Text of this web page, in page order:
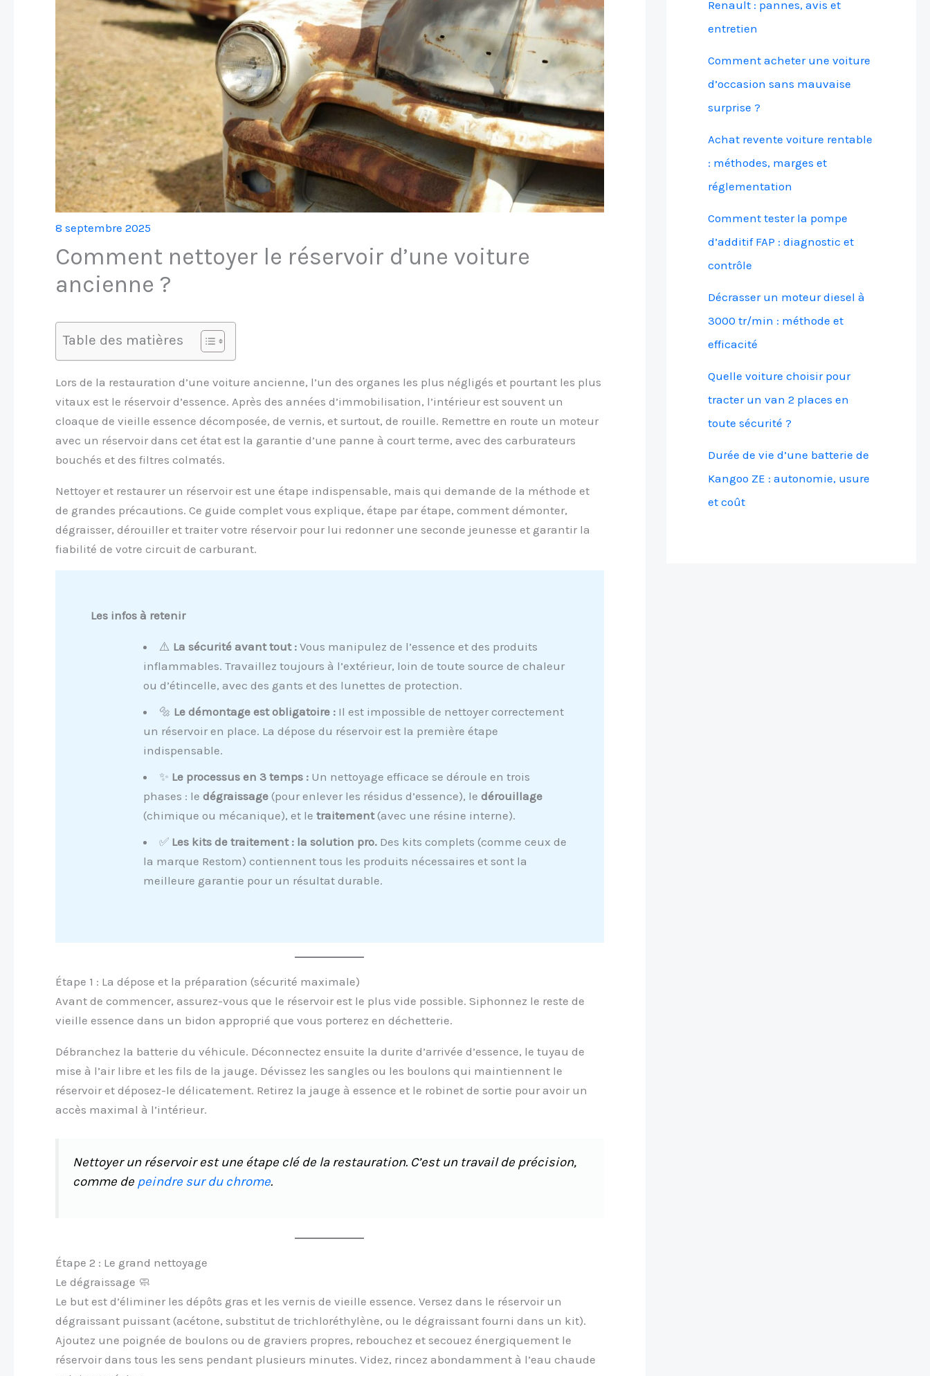
8 septembre 2025
Comment nettoyer le réservoir d’une voiture
ancienne ?
Table des matières
Lors de la restauration d’une voiture ancienne, l’un des organes les plus négligés et pourtant les plus
vitaux est le réservoir d’essence. Après des années d’immobilisation, l’intérieur est souvent un
cloaque de vieille essence décomposée, de vernis, et surtout, de rouille. Remettre en route un moteur
avec un réservoir dans cet état est la garantie d’une panne à court terme, avec des carburateurs
bouchés et des filtres colmatés.
Nettoyer et restaurer un réservoir est une étape indispensable, mais qui demande de la méthode et
de grandes précautions. Ce guide complet vous explique, étape par étape, comment démonter,
dégraisser, dérouiller et traiter votre réservoir pour lui redonner une seconde jeunesse et garantir la
fiabilité de votre circuit de carburant.
Les infos à retenir
⚠️ La sécurité avant tout : Vous manipulez de l’essence et des produits
inflammables. Travaillez toujours à l’extérieur, loin de toute source de chaleur
ou d’étincelle, avec des gants et des lunettes de protection.
🔩 Le démontage est obligatoire : Il est impossible de nettoyer correctement
un réservoir en place. La dépose du réservoir est la première étape
indispensable.
✨ Le processus en 3 temps : Un nettoyage efficace se déroule en trois
phases : le dégraissage (pour enlever les résidus d’essence), le dérouillage
(chimique ou mécanique), et le traitement(avec une résine interne).
✅ Les kits de traitement : la solution pro. Des kits complets (comme ceux de
la marque Restom) contiennent tous les produits nécessaires et sont la
meilleure garantie pour un résultat durable.
Étape 1 : La dépose et la préparation (sécurité maximale)
Avant de commencer, assurez-vous que le réservoir est le plus vide possible. Siphonnez le reste de
vieille essence dans un bidon approprié que vous porterez en déchetterie.
Débranchez la batterie du véhicule. Déconnectez ensuite la durite d’arrivée d’essence, le tuyau de
mise à l’air libre et les fils de la jauge. Dévissez les sangles ou les boulons qui maintiennent le
réservoir et déposez-le délicatement. Retirez la jauge à essence et le robinet de sortie pour avoir un
accès maximal à l’intérieur.
Nettoyer un réservoir est une étape clé de la restauration. C’est un travail de précision,
comme de peindre sur du chrome.
Étape 2 : Le grand nettoyage
Le dégraissage 🧼
Le but est d’éliminer les dépôts gras et les vernis de vieille essence. Versez dans le réservoir un
dégraissant puissant (acétone, substitut de trichloréthylène, ou le dégraissant fourni dans un kit).
Ajoutez une poignée de boulons ou de graviers propres, rebouchez et secouez énergiquement le
réservoir dans tous les sens pendant plusieurs minutes. Videz, rincez abondamment à l’eau chaude
Renault : pannes, avis et
entretien
Comment acheter une voiture
d’occasion sans mauvaise
surprise ?
Achat revente voiture rentable
: méthodes, marges et
réglementation
Comment tester la pompe
d’additif FAP : diagnostic et
contrôle
Décrasser un moteur diesel à
3000 tr/min : méthode et
efficacité
Quelle voiture choisir pour
tracter un van 2 places en
toute sécurité ?
Durée de vie d’une batterie de
Kangoo ZE : autonomie, usure
et coût